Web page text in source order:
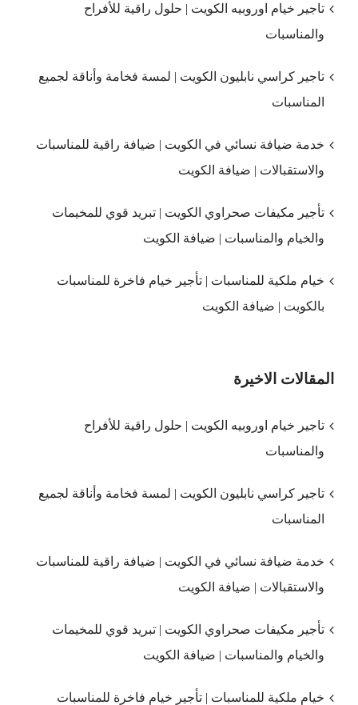
تاجير خيام اوروبيه الكويت | حلول راقية للأفراح
والمناسبات
تاجير كراسي نابليون الكويت | لمسة فخامة وأناقة لجميع
المناسبات
خدمة ضيافة نسائي في الكويت | ضيافة راقية للمناسبات
والاستقبالات | ضيافة الكويت
تأجير مكيفات صحراوي الكويت | تبريد قوي للمخيمات
والخيام والمناسبات | ضيافة الكويت
خيام ملكية للمناسبات | تأجير خيام فاخرة للمناسبات
بالكويت | ضيافة الكويت
المقالات الاخيرة
تاجير خيام اوروبيه الكويت | حلول راقية للأفراح
والمناسبات
تاجير كراسي نابليون الكويت | لمسة فخامة وأناقة لجميع
المناسبات
خدمة ضيافة نسائي في الكويت | ضيافة راقية للمناسبات
والاستقبالات | ضيافة الكويت
تأجير مكيفات صحراوي الكويت | تبريد قوي للمخيمات
والخيام والمناسبات | ضيافة الكويت
خيام ملكية للمناسبات | تأجير خيام فاخرة للمناسبات